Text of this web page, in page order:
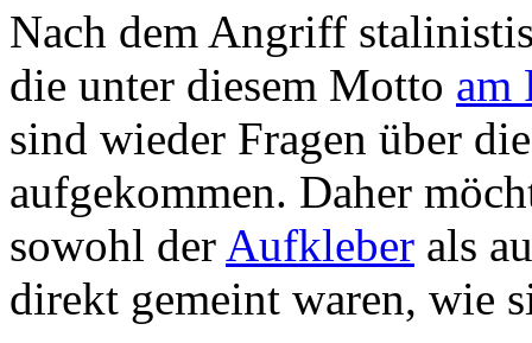
Nach dem Angriff
die unter diesem Motto am
sind wieder Fragen über
aufgekommen. Daher
sowohl der Aufkleber als
direkt gemeint waren, wie